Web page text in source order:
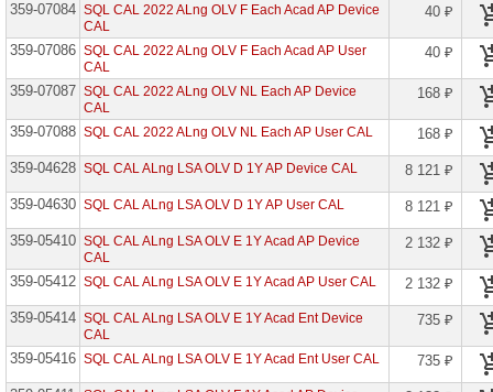
Ноутбуки
Brand
Name
Моноблоки
Brand
Name
Компьютеры
Name
Принтеры
плоттеры
МФУ
Серверы
Name
Пассивное
359-07084 SQL CAL 2022 ALng OLV F Each Acad AP Device
CAL
40 ₽
359-07086 SQL CAL 2022 ALng OLV F Each Acad AP User
CAL
40 ₽
359-07087 SQL CAL 2022 ALng OLV NL Each AP Device
CAL
168 ₽
359-07088 SQL CAL 2022 ALng OLV NL Each AP User CAL 168 ₽
359-04628 SQL CAL ALng LSA OLV D 1Y AP Device CAL 8 121 ₽
359-04630 SQL CAL ALng LSA OLV D 1Y AP User CAL 8 121 ₽
359-05410 SQL CAL ALng LSA OLV E 1Y Acad AP Device
CAL
2 132 ₽
359-05412 SQL CAL ALng LSA OLV E 1Y Acad AP User CAL 2 132 ₽
359-05414 SQL CAL ALng LSA OLV E 1Y Acad Ent Device
CAL
735 ₽
359-05416 SQL CAL ALng LSA OLV E 1Y Acad Ent User CAL 735 ₽